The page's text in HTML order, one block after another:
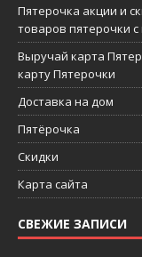
Пятерочка акции и
товаров пятерочки с
Выручай карта
карту Пятерочки
Доставка на дом
Пятёрочка
Скидки
Карта сайта
СВЕЖИЕ ЗАПИСИ